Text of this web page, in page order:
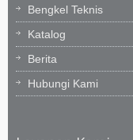
Bengkel Teknis
Katalog
Berita
Hubungi Kami